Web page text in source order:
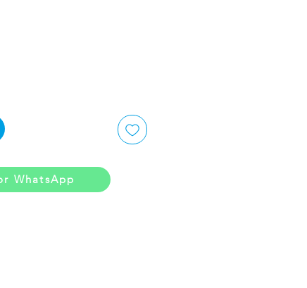
WhatsApp